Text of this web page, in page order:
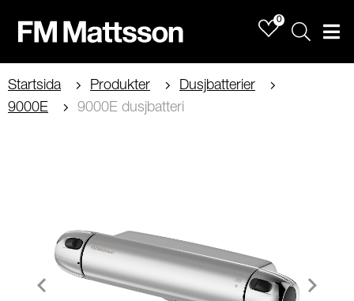
0
Sök
Startsida Produkter
Dusjbatterier
9000E
9000E dusjbatteri